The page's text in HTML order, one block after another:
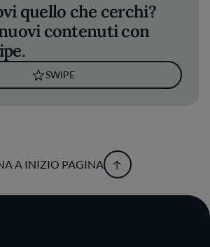
quello che cerchi?
contenuti con
SWIPE
A INIZIO PAGINA